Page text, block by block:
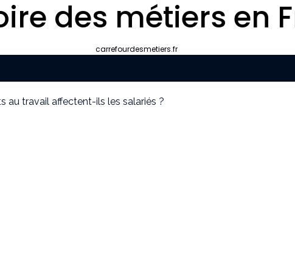
des métiers en
carrefourdesmetiers.fr
au travail affectent-ils les salariés ?
apparaître dans les moteurs IA